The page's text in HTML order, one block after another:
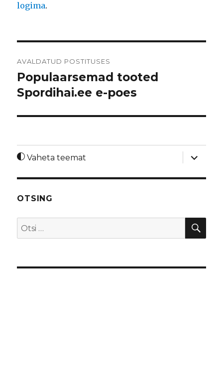
logima.
AVALDATUD POSTITUSES
Populaarsemad tooted
Spordihai.ee e-poes
Vaheta teemat
laienda
OTSING
Otsi: